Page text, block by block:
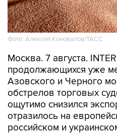
Фото: Алексей Коновалов/ТАСС
Москва. 7 августа.
продолжающихся уже
Азовского и Черного
обстрелов торговых
ощутимо снизился
отразилось на
российском и